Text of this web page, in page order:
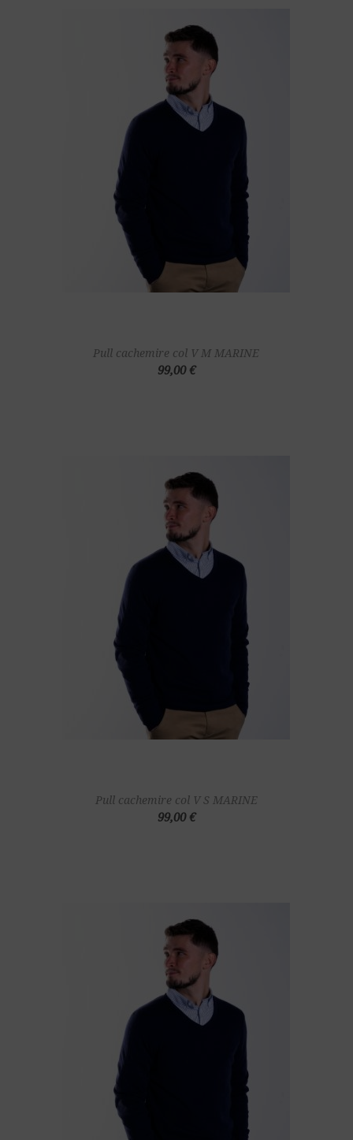
Pull cachemire col V M MARINE
99,00 €
Pull cachemire col V S MARINE
99,00 €